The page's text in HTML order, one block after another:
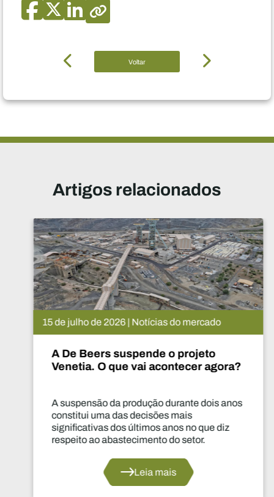
Voltar
Artigos relacionados
15 de julho de 2026 | Notícias do mercado
A De Beers suspende o projeto
Venetia. O que vai acontecer agora?
A suspensão da produção durante dois anos
constitui uma das decisões mais
significativas dos últimos anos no que diz
respeito ao abastecimento do setor.
Leia mais